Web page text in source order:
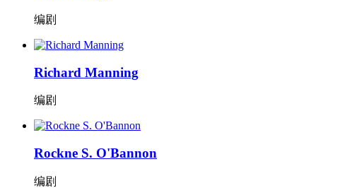
编剧
Richard Manning
编剧
Rockne S. O'Bannon
编剧